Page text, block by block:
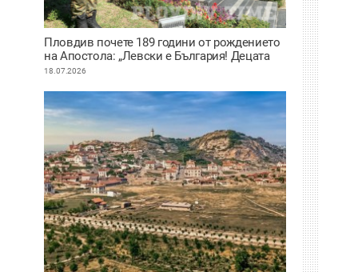
Пловдив почете 189 години от рождението
на Апостола: „Левски е България! Децата
нямат нужда от измислени герои, имат
18.07.2026